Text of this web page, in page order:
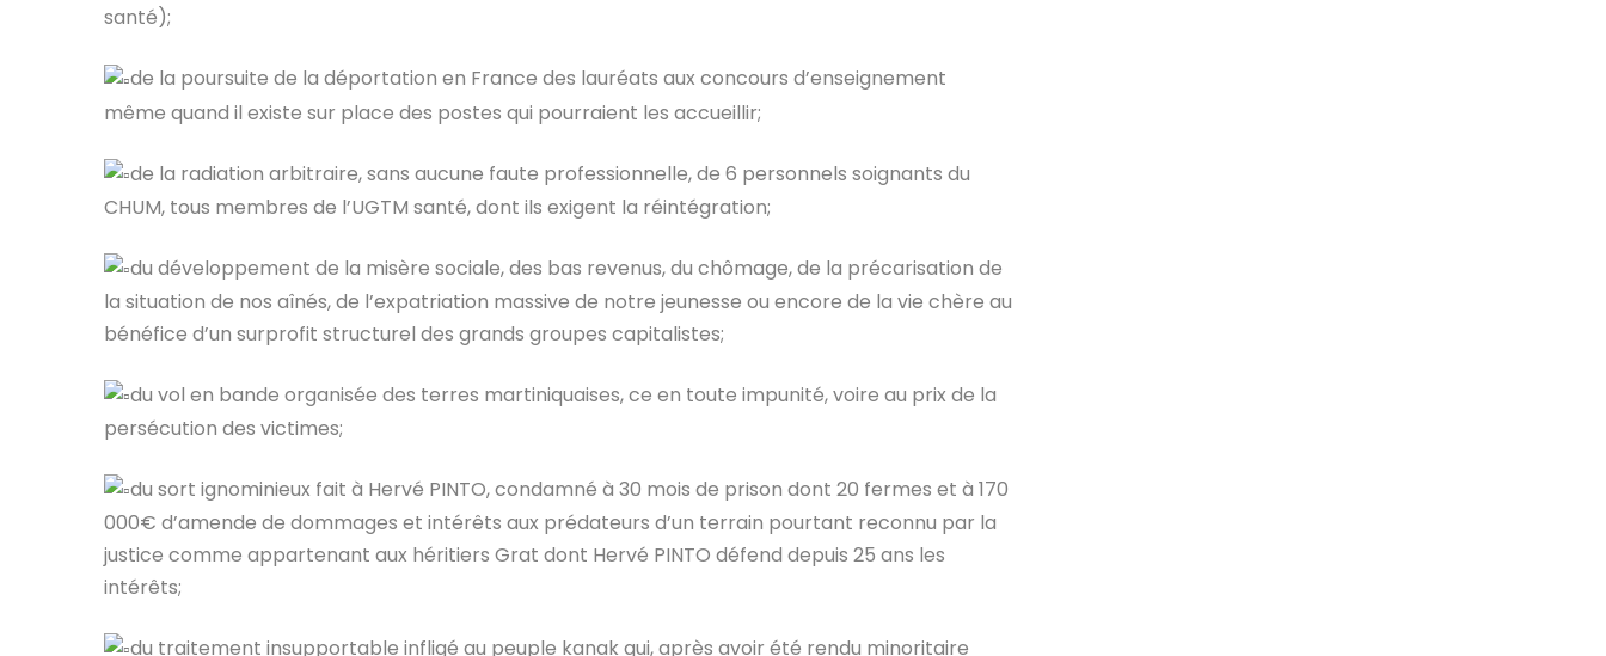
santé);
de la poursuite de la déportation en France des lauréats aux concours d’enseignement
même quand il existe sur place des postes qui pourraient les accueillir;
de la radiation arbitraire, sans aucune faute professionnelle, de 6 personnels soignants du
CHUM, tous membres de l’UGTM santé, dont ils exigent la réintégration;
du développement de la misère sociale, des bas revenus, du chômage, de la précarisation de
la situation de nos aînés, de l’expatriation massive de notre jeunesse ou encore de la vie chère au
bénéfice d’un surprofit structurel des grands groupes capitalistes;
du vol en bande organisée des terres martiniquaises, ce en toute impunité, voire au prix de la
persécution des victimes;
du sort ignominieux fait à Hervé PINTO, condamné à 30 mois de prison dont 20 fermes et à 170
000€ d’amende de dommages et intérêts aux prédateurs d’un terrain pourtant reconnu par la
justice comme appartenant aux héritiers Grat dont Hervé PINTO défend depuis 25 ans les
intérêts;
du traitement insupportable infligé au peuple kanak qui, après avoir été rendu minoritaire